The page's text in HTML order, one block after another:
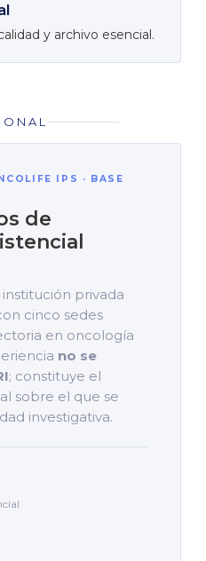
y archivo esencial.
IPS · BASE
de
privada
cinco sedes
en oncología
no se
; constituye el
sobre el que se
investigativa.